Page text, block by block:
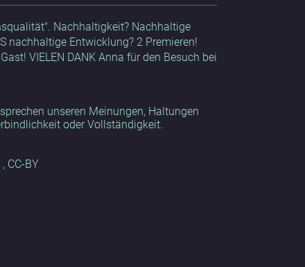
Nachhaltigkeit? Nachhaltige
nachhaltige Entwicklung? 2 Premieren!
VIELEN DANK Anna für den Besuch bei
unseren Meinungen, Haltungen
oder Vollständigkeit.
, CC-BY